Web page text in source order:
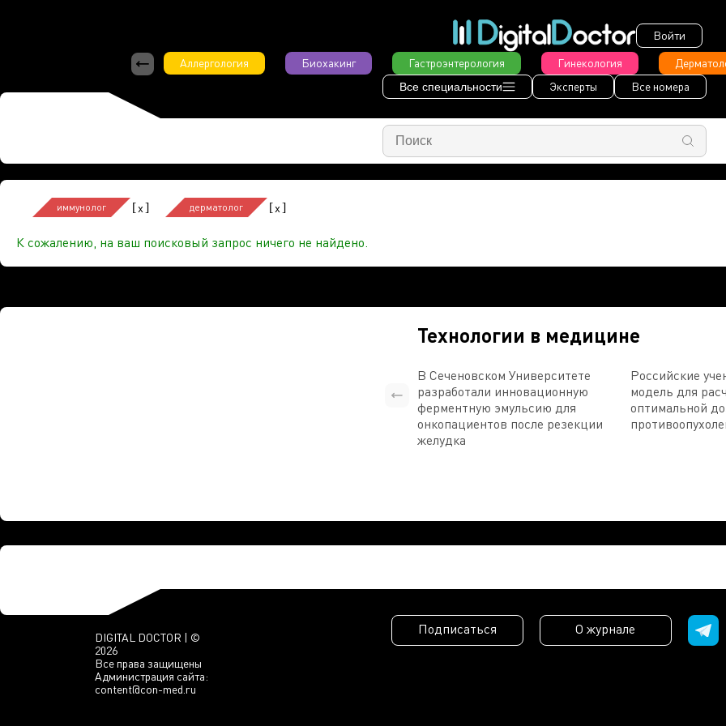
Войти
Аллергология
Биохакинг Гастроэнтерология Гинекология
Все специальности Эксперты Все номера
иммунолог [x] дерматолог [x]
К сожалению, на ваш поисковый запрос ничего не найдено.
Технологии в медицине
В Сеченовском Университете
разработали инновационную
ферментную эмульсию для
онкопациентов после резекции
желудка
Российские
модель для
оптимальной
DIGITAL DOCTOR | ©
2026
Все права защищены
Администрация сайта:
content@con-med.ru
Подписаться О журнале